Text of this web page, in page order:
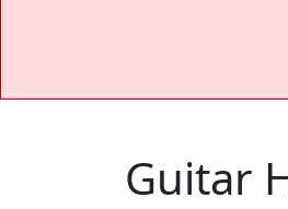
Guitar